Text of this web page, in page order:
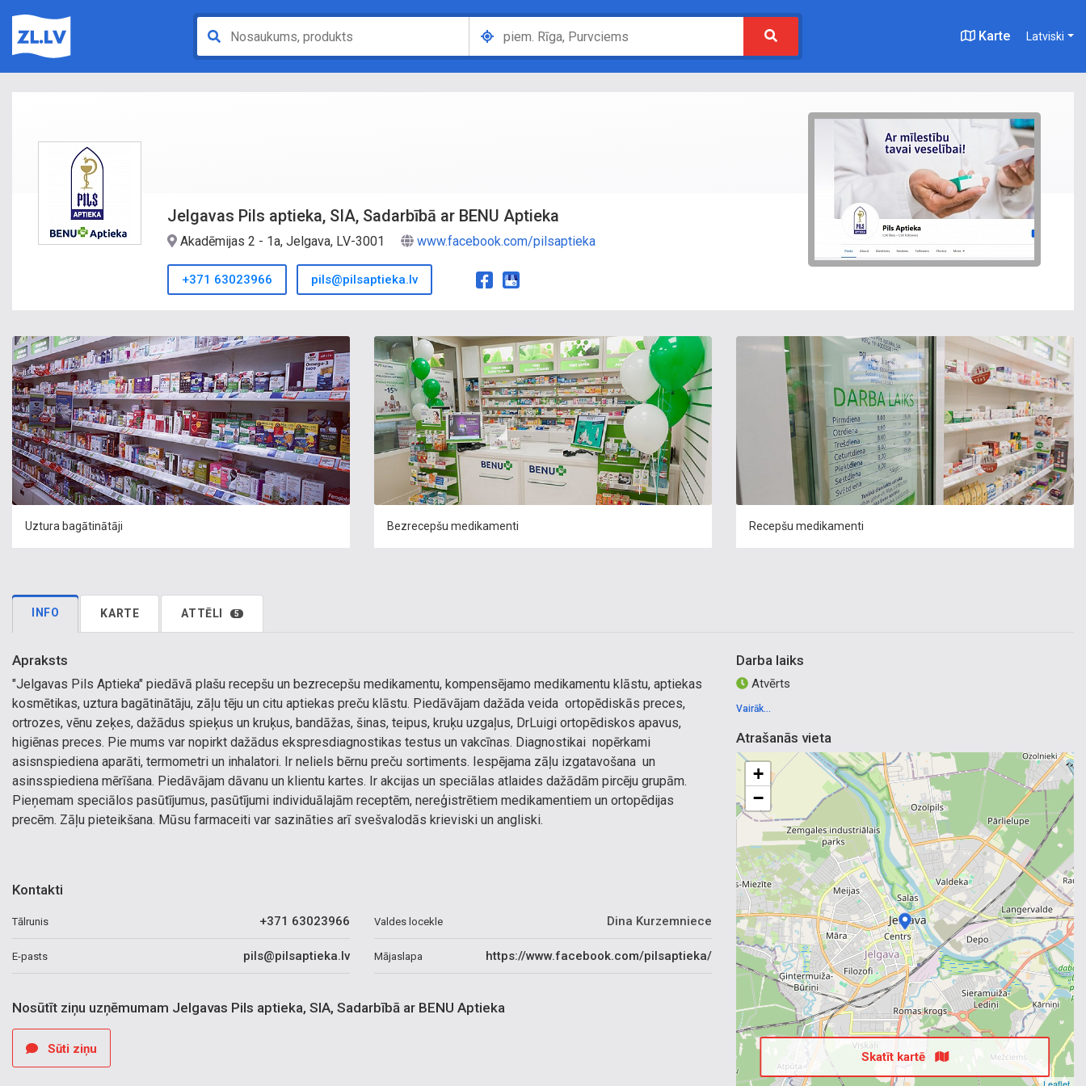
Karte Latviski
Jelgavas Pils aptieka, SIA, Sadarbībā ar BENU Aptieka
Akadēmijas 2 - 1a, Jelgava, LV-3001 www.facebook.com/pilsaptieka
+371 63023966 pils@pilsaptieka.lv
Uztura bagātinātāji Bezrecepšu medikamenti Recepšu medikamenti
INFO KARTE ATTĒLI 5
Apraksts
"Jelgavas Pils Aptieka" piedāvā plašu recepšu un bezrecepšu medikamentu, kompensējamo medikamentu klāstu, aptiekas
kosmētikas, uztura bagātinātāju, zāļu tēju un citu aptiekas preču klāstu. Piedāvājam dažāda veida ortopēdiskās preces,
ortrozes, vēnu zeķes, dažādus spieķus un kruķus, bandāžas, šinas, teipus, kruķu uzgaļus, DrLuigi ortopēdiskos apavus,
higiēnas preces. Pie mums var nopirkt dažādus ekspresdiagnostikas testus un vakcīnas. Diagnostikai nopērkami
asisnspiediena aparāti, termometri un inhalatori. Ir neliels bērnu preču sortiments. Iespējama zāļu izgatavošana un
asinsspiediena mērīšana. Piedāvājam dāvanu un klientu kartes. Ir akcijas un speciālas atlaides dažādām pircēju grupām.
Pieņemam speciālos pasūtījumus, pasūtījumi individuālajām receptēm, nereģistrētiem medikamentiem un ortopēdijas
precēm. Zāļu pieteikšana. Mūsu farmaceiti var sazināties arī svešvalodās krieviski un angliski.
Kontakti
Tālrunis +371 63023966
E-pasts pils@pilsaptieka.lv
Valdes locekle Dina Kurzemniece
Mājaslapa https://www.facebook.com/pilsaptieka/
Nosūtīt ziņu uzņēmumam Jelgavas Pils aptieka, SIA, Sadarbībā ar BENU Aptieka
Sūti ziņu
Darba laiks
Atvērts
Vairāk...
Atrašanās vieta
+
−
Skatīt kartē